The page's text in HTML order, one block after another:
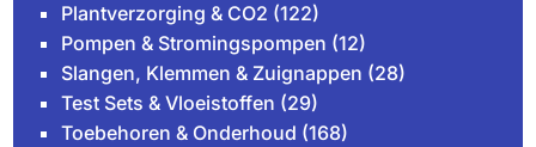
Plantverzorging & CO2 (122)
Pompen & Stromingspompen (12)
Slangen, Klemmen & Zuignappen (28)
Test Sets & Vloeistoffen (29)
Toebehoren & Onderhoud (168)